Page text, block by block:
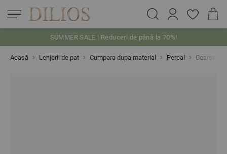
SUMMER SALE | Reduceri de până la 70%!
Acasă Lenjerii de pat Cumpara dupa material Percal Cearsaf